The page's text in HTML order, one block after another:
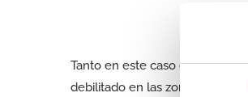
Tanto en este caso como
debilitado en las zonas de